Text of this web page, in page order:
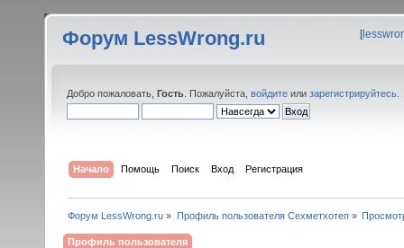
Форум LessWrong.ru [
Добро пожаловать, Гость . Пожалуйста, войдите или зарегистрируйтесь
Начало Помощь Поиск Вход Регистрация
Форум LessWrong.ru » Профиль пользователя Сехметхотеп»
Профиль пользователя